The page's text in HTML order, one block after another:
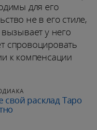
для его
не в его стиле,
вызывает у него
спровоцировать
к компенсации
свой расклад Таро